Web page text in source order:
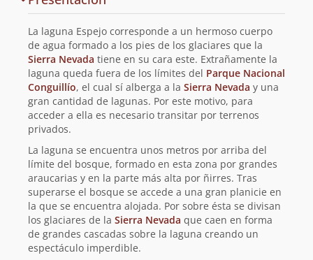
y
planificación
de
la
ruta
La laguna Espejo corresponde a un hermoso cuerpo
de agua formado a los pies de los glaciares que la
Sierra Nevada tiene en su cara este. Extrañamente la
laguna queda fuera de los límites del Parque Nacional
Conguillío, el cual sí alberga a la Sierra Nevada y una
gran cantidad de lagunas. Por este motivo, para
acceder a ella es necesario transitar por terrenos
privados.
La laguna se encuentra unos metros por arriba del
límite del bosque, formado en esta zona por grandes
araucarias y en la parte más alta por ñirres. Tras
superarse el bosque se accede a una gran planicie en
la que se encuentra alojada. Por sobre ésta se divisan
los glaciares de la Sierra Nevada que caen en forma
de grandes cascadas sobre la laguna creando un
espectáculo imperdible.